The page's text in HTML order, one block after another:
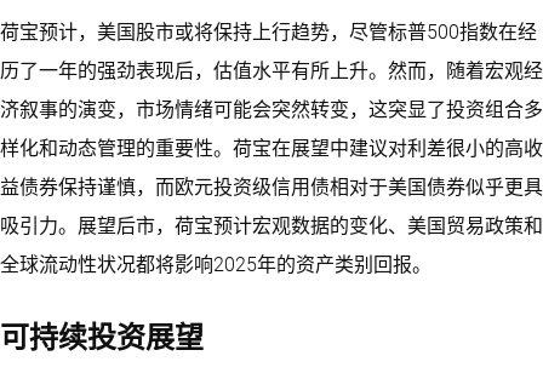
荷宝预计，美国股市或将保持上行趋势，尽管标普500指数在经
历了一年的强劲表现后，估值水平有所上升。然而，随着宏观经
济叙事的演变，市场情绪可能会突然转变，这突显了投资组合多
样化和动态管理的重要性。荷宝在展望中建议对利差很小的高收
益债券保持谨慎，而欧元投资级信用债相对于美国债券似乎更具
吸引力。展望后市，荷宝预计宏观数据的变化、美国贸易政策和
全球流动性状况都将影响2025年的资产类别回报。
可持续投资展望